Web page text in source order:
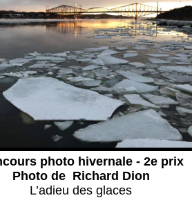
photo hivernale - 2e prix
Photo de Richard Dion
L’adieu des glaces